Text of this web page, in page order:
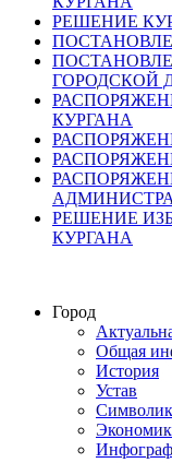
РЕШЕНИЕ
ГОРОДСКОЙ
КУРГАНА
РЕШЕНИЕ
КУРГАНА
Город
Общая
История
Устав